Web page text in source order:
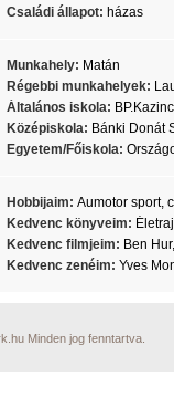
Családi állapot: házas
Munkahely: Matán
Régebbi munkahelyek:
Általános iskola:
Középiskola: Bánki Donát
Egyetem/Főiskola:
Hobbijaim: Aumotor sport,
Kedvenc könyveim:
Kedvenc filmjeim: Ben
Kedvenc zenéim: Yves
Minden jog fenntartva.